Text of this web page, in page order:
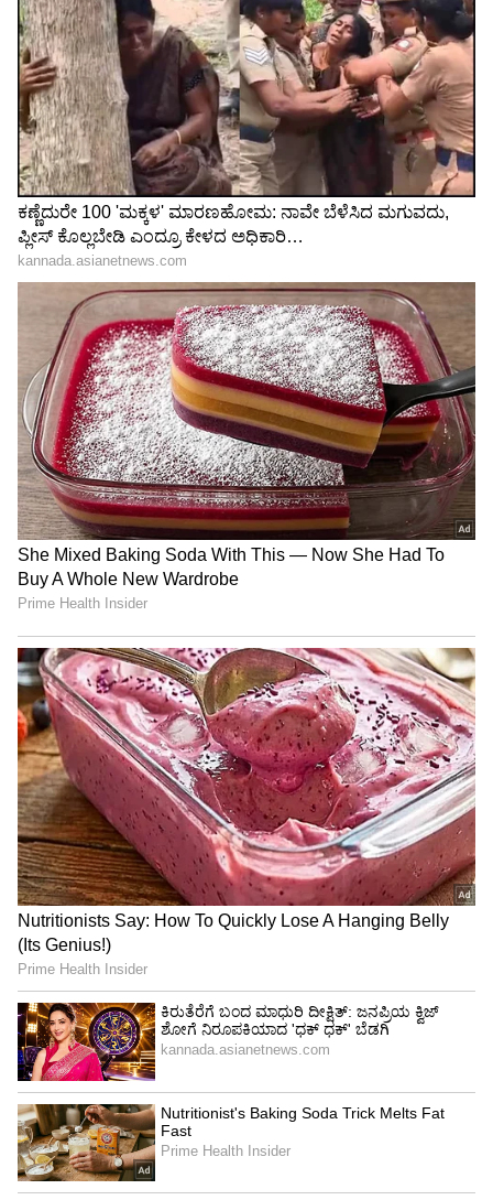
ಫ್ಯಾನ್ಸ್!
ಹೊಸ ವಿಡಿಯೋ ಮೂಲಕ ಅಭಿಮಾನಿಗಳಿಗೆ ಹಬ್ಬ
ನೀಡಿದ ನಿವೇದಿತಾ ಗೌಡ
3
7
Image Credit :Instagram./niveditha Gowda
ಹೆಚ್ಚಿನವರು ನಿವೇದಿತಾ ಗೌಡ ಅವರ ಅಂದವನ್ನು ಹೊಗಳಿದ್ದು,
ಕಾಮೆಂಟ್‌ ಬಾಕ್ಸ್‌ನಲ್ಲಿಯೇ ಕವಿಗಳಾಗಿ ಮಾರ್ಪಟ್ಟಿದ್ದಾರೆ.
'ಇಂಥ ಅಂದ ನೋಡೇ ಇಲ್ಲ, ಇಂಥ ಚಂದ ಕಂಡೇ ಇಲ್ಲ..'
ಎಂದು ಬರೆಯುವ ಮೂಲಕ ರೂಪಸಿ ನಿವೇದಿತಾ ಗೌಡ
ಅವರನ್ನು ಹೊಗಳಿದಿದ್ದಾರೆ.
4
7
Image Credit :Instagram./niveditha Gowda
ಫ್ಯಾಶನ್‌ ಹೆಸರಿನಲ್ಲಿ ತುಂಡುಡುಗೆ ತೊಟ್ಟು ನಿವೇದಿತಾ ಗೌಡ